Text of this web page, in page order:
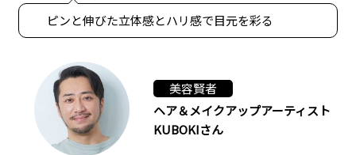
ピンと伸びた立体感とハリ感で目元を彩る
美容賢者
ヘア＆メイクアップアーティスト
KUBOKIさん